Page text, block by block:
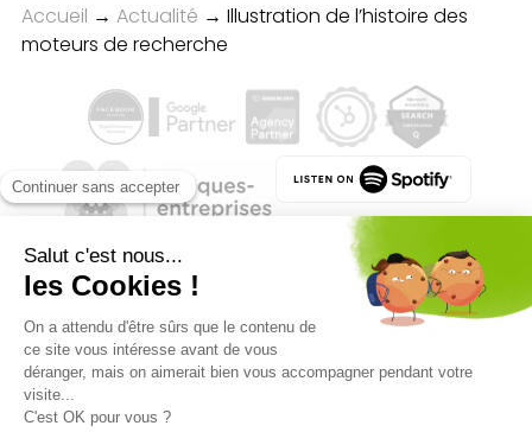
Accueil → Actualité → Illustration de l’histoire des
moteurs de recherche
Qualité des campagnes en
marketing digital :
4.7/5 étoiles sur107 clients
Référenceur France
Référenceur Belgique
Référenceur Luxembourg
Référenceur Suisse